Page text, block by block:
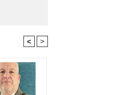
< >